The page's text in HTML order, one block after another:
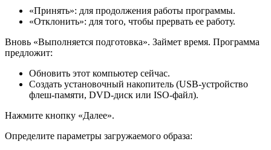
«Принять»: для продолжения работы программы.
«Отклонить»: для того, чтобы прервать ее работу.
Вновь «Выполняется подготовка». Займет время. Программа
предложит:
Обновить этот компьютер сейчас.
Создать установочный накопитель (USB-устройство
флеш-памяти, DVD-диск или ISO-файл).
Нажмите кнопку «Далее».
Определите параметры загружаемого образа: